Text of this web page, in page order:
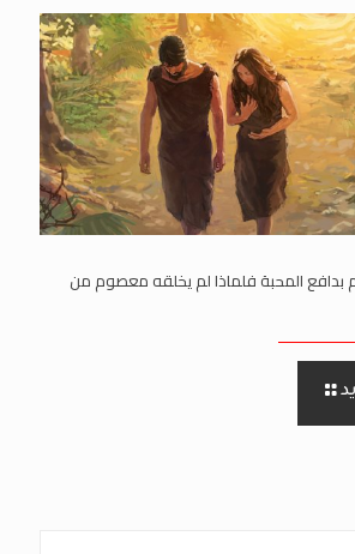
بدافع المحبة فلماذا لم يخلقه معصوم من